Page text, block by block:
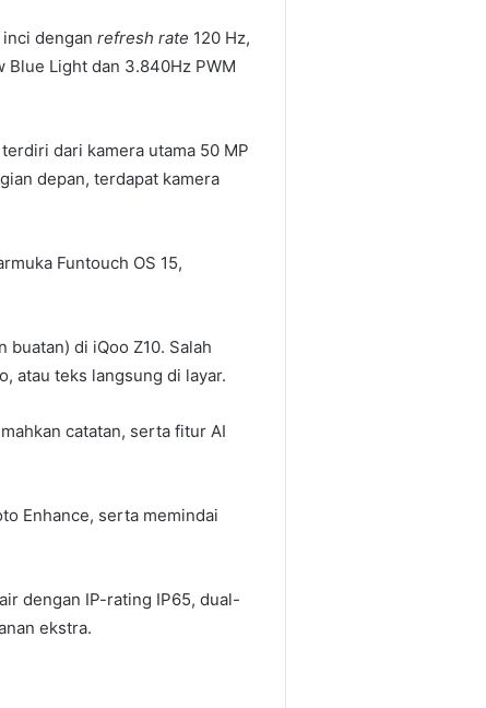
dengan refresh rate 120 Hz,
Blue Light dan 3.840Hz PWM
dari kamera utama 50 MP
depan, terdapat kamera
Funtouch OS 15,
di iQoo Z10. Salah
atau teks langsung di layar.
catatan, serta fitur AI
Enhance, serta memindai
dengan IP-rating IP65, dual-
ekstra.